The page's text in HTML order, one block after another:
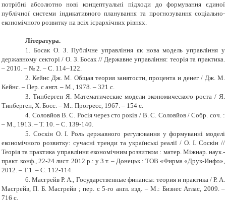
потрібні абсолютно нові концептуальні підходи до формування єдиної
публічної системи індикативного планування та прогнозування соціально-
економічного розвитку на всіх ієрархічних рівнях.
Література.
1. Босак О. З. Публічне управління як нова модель управління у
державному секторі / О. З. Босак // Державне управління: теорія та практика.
– 2010. – № 2. – С. 114–122.
2. Кейнс Дж. М. Общая теория занятости, процента и денег / Дж. М.
Кейнс. – Пер. с англ. – М., 1978. – 321 с.
3. Тинберген Я. Математические модели экономического роста / Я.
Тинберген, Х. Босс. – М.: Прогресс, 1967. – 154 с.
4. Соловйов B. C. Росія через сто років / В. С. Соловйов / Собр. соч. :
– М., 1913. – Т. 10. – С. 139-140.
5. Соскін О. І. Роль державного регулювання у формуванні моделі
економічного розвитку: сучасні тренди та українські реалії / О. І. Соскін //
Теорія та практика управління економічним розвитком : матер. Міжнар. наук.-
практ. конф., 22-24 лист. 2012 р.: у 3 т. – Донецьк : ТОВ «Фирма «Друк-Инфо»,
2012. – Т.1. – С. 112-114.
6. Масгрейв Р. А., Государственные финансы: теория и практика / Р. А.
Масгрейв,П. Б. Масгрейв ;пер. с 5-го англ. изд. –М.: Бизнес Атлас, 2009.–
716 с.